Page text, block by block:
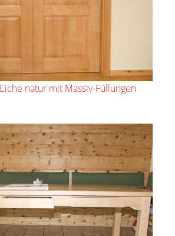
natur mit Massiv-Füllungen